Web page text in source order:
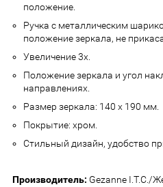
положение.
Ручка с металлическим
положение зеркала, не
Увеличение 3x.
Положение зеркала и угол
направлениях.
Размер зеркала: 140 x 190 мм.
Покрытие: хром.
Стильный дизайн, удобство
Производитель: Gezanne I.T.C./